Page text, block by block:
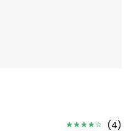
(4)